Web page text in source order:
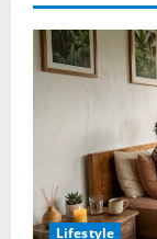
Lifestyle